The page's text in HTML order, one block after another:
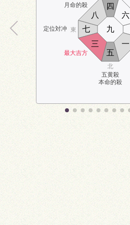
月命的殺
定位対冲
最大吉方
五黄殺
本命的殺
北
東
五
六
七
八
九
一
三
四